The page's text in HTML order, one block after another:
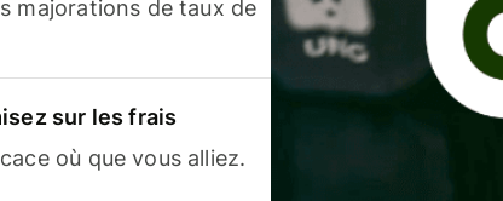
majorations de taux de
sur les frais
où que vous alliez.